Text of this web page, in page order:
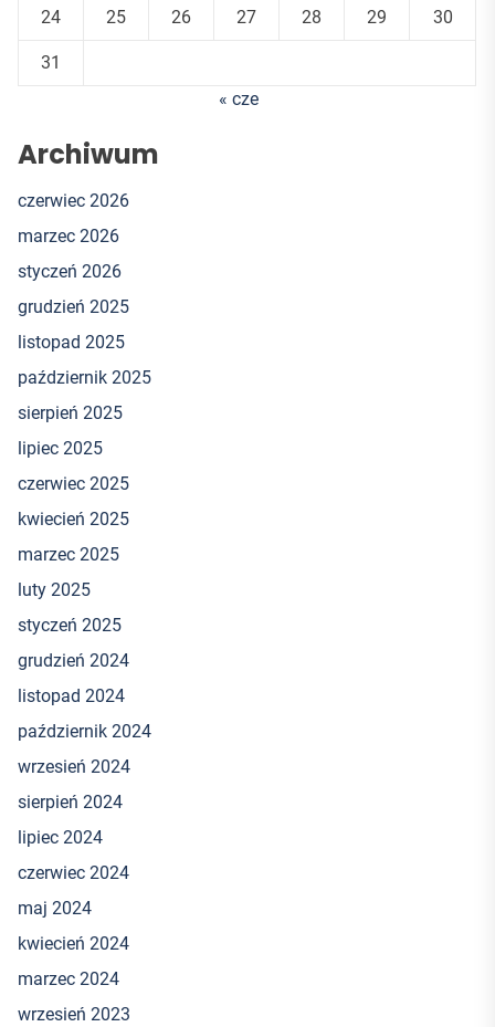
24 25 26 27 28 29 30
31
« cze
Archiwum
czerwiec 2026
marzec 2026
styczeń 2026
grudzień 2025
listopad 2025
październik 2025
sierpień 2025
lipiec 2025
czerwiec 2025
kwiecień 2025
marzec 2025
luty 2025
styczeń 2025
grudzień 2024
listopad 2024
październik 2024
wrzesień 2024
sierpień 2024
lipiec 2024
czerwiec 2024
maj 2024
kwiecień 2024
marzec 2024
wrzesień 2023